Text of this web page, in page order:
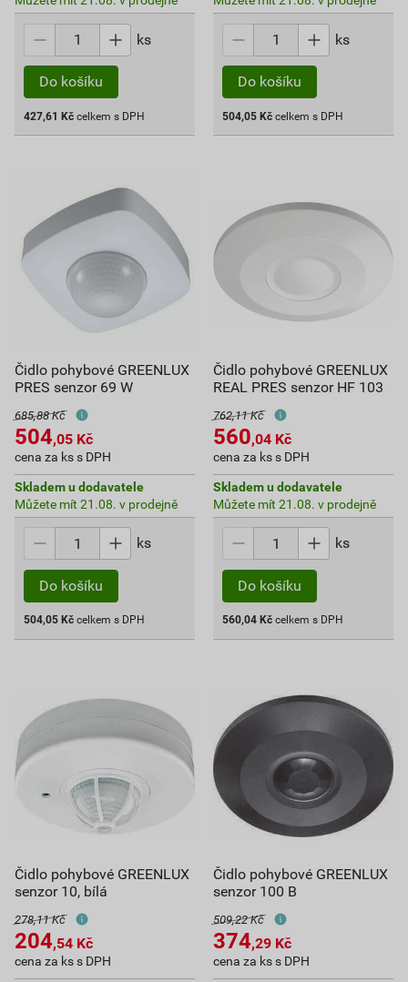
ks
Do košíku
427,61 Kč celkem s DPH
ks
Do košíku
504,05 Kč celkem s DPH
Čidlo pohybové GREENLUX
PRES senzor 69 W
685,88 Kč
504,05 Kč
cena za ks s DPH
Skladem u dodavatele
Můžete mít 21.08. v prodejně
ks
Do košíku
504,05 Kč celkem s DPH
Čidlo pohybové GREENLUX
REAL PRES senzor HF 103
762,11 Kč
560,04 Kč
cena za ks s DPH
Skladem u dodavatele
Můžete mít 21.08. v prodejně
ks
Do košíku
560,04 Kč celkem s DPH
Čidlo pohybové GREENLUX
senzor 10, bílá
278,11 Kč
204,54 Kč
cena za ks s DPH
Čidlo pohybové GREENLUX
senzor 100 B
509,22 Kč
374,29 Kč
cena za ks s DPH